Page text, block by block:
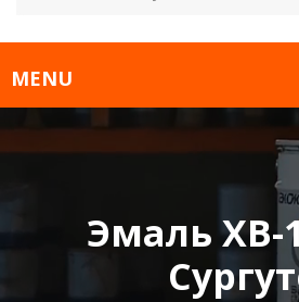
Эмаль ХВ-